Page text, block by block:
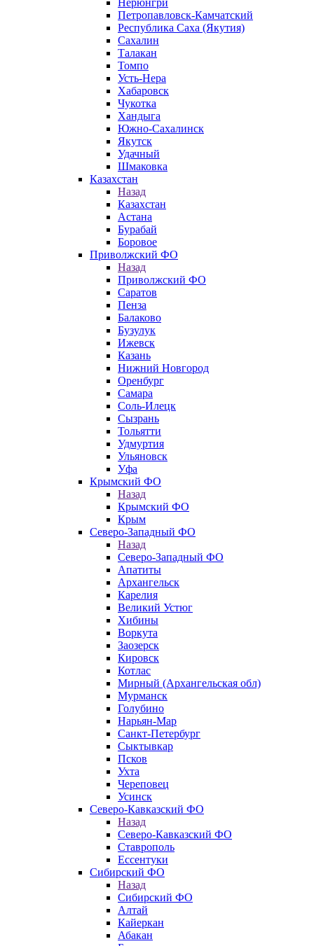
Нерюнгри
Петропавловск-Камчатский
Республика Саха (Якутия)
Сахалин
Талакан
Томпо
Усть-Нера
Хабаровск
Чукотка
Хандыга
Южно-Сахалинск
Якутск
Удачный
Шмаковка
Казахстан
Назад
Казахстан
Астана
Бурабай
Боровое
Приволжский ФО
Назад
Приволжский ФО
Саратов
Пенза
Балаково
Бузулук
Ижевск
Казань
Нижний Новгород
Оренбург
Самара
Соль-Илецк
Сызрань
Тольятти
Удмуртия
Ульяновск
Уфа
Крымский ФО
Назад
Крымский ФО
Крым
Северо-Западный ФО
Назад
Северо-Западный ФО
Апатиты
Архангельск
Карелия
Великий Устюг
Хибины
Воркута
Заозерск
Кировск
Котлас
Мирный (Архангельская обл)
Мурманск
Голубино
Нарьян-Мар
Санкт-Петербург
Сыктывкар
Псков
Ухта
Череповец
Усинск
Северо-Кавказский ФО
Назад
Северо-Кавказский ФО
Ставрополь
Ессентуки
Сибирский ФО
Назад
Сибирский ФО
Алтай
Кайеркан
Абакан